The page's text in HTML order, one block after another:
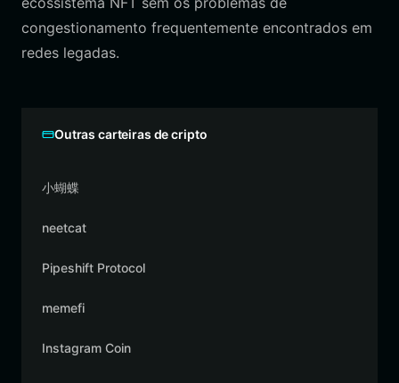
congestionamento frequentemente encontrados em
redes legadas.
Outras carteiras de cripto
小蝴蝶
neetcat
Pipeshift Protocol
memefi
Instagram Coin